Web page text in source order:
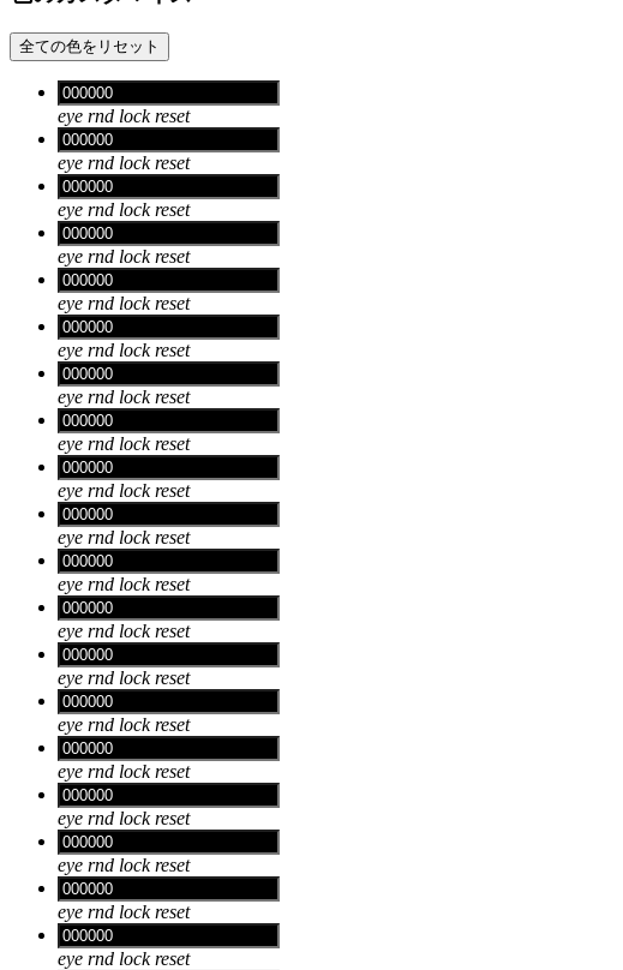
全ての色をリセット
eye rnd lock reset
eye rnd lock reset
eye rnd lock reset
eye rnd lock reset
eye rnd lock reset
eye rnd lock reset
eye rnd lock reset
eye rnd lock reset
eye rnd lock reset
eye rnd lock reset
eye rnd lock reset
eye rnd lock reset
eye rnd lock reset
eye rnd lock reset
eye rnd lock reset
eye rnd lock reset
eye rnd lock reset
eye rnd lock reset
eye rnd lock reset